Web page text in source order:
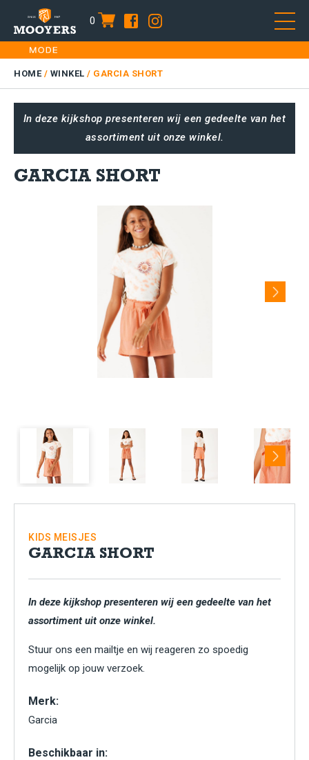
0 item
Skip
to
content
HOME
DAMES
KIDS
PLUS SIZE
HOME/ WINKEL / GARCIA SHORT
In deze kijkshop presenteren wij een gedeelte van het
assortiment uit onze winkel.
GARCIA SHORT
Next
Next
KIDS MEISJES
GARCIA SHORT
In deze kijkshop presenteren wij een gedeelte van het
assortiment uit onze winkel.
Stuur ons een mailtje en wij reageren zo spoedig
mogelijk op jouw verzoek.
Merk:
Garcia
Beschikbaar in: